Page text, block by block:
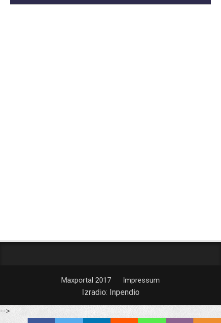
Maxportal 2017 Impressum
Izradio: Inpendio
-->